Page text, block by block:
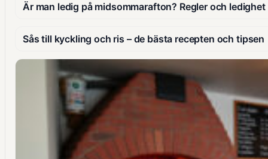
Är man ledig på midsommarafton? Regler och ledighet
Sås till kyckling och ris – de bästa recepten och tipsen